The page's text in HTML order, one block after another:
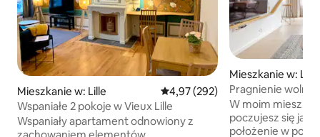
Mieszkanie w: Lille Średnia ocena: 4,97 na 5, liczba
4,97 (292)
Wspaniałe 2 pokoje w Vieux Lille
Wspaniały apartament odnowiony z
Mieszkanie w: Lille
Pragnienie
W moim
poczujesz się jak
położenie w